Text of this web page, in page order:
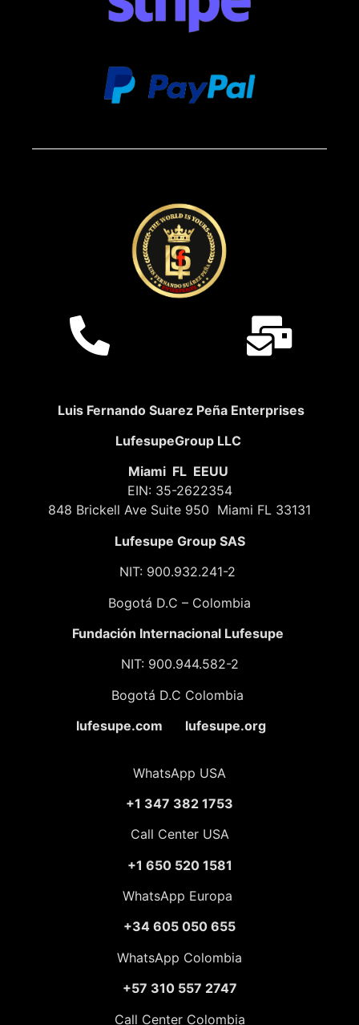
Luis Fernando Suarez Peña Enterprises
LufesupeGroup LLC
Miami FL EEUU
EIN: 35-2622354
848 Brickell Ave Suite 950 Miami FL 33131
Lufesupe Group SAS
NIT: 900.932.241-2
Bogotá D.C – Colombia
Fundación Internacional Lufesupe
NIT: 900.944.582-2
Bogotá D.C Colombia
lufesupe.com lufesupe.org
WhatsApp USA
+1 347 382 1753
Call Center USA
+1 650 520 1581
WhatsApp Europa
+34 605 050 655
WhatsApp Colombia
+57 310 557 2747
Call Center Colombia